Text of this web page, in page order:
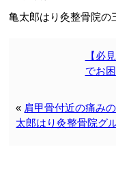
亀太郎はり灸整骨院の
【必
でお
« 肩甲骨付近の痛み
太郎はり灸整骨院グ